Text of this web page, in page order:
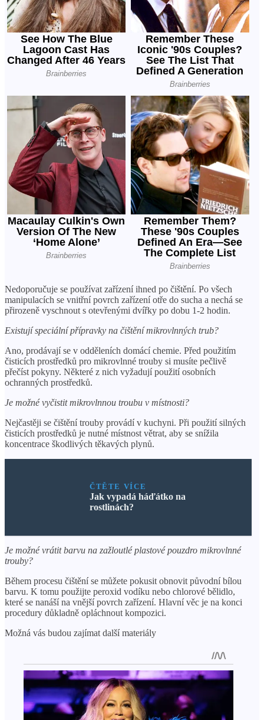
Nedoporučuje se používat zařízení ihned po čištění. Po všech
manipulacích se vnitřní povrch zařízení otře do sucha a nechá se
přirozeně vyschnout s otevřenými dvířky po dobu 1-2 hodin.
Existují speciální přípravky na čištění mikrovlnných trub?
Ano, prodávají se v odděleních domácí chemie. Před použitím
čisticích prostředků pro mikrovlnné trouby si musíte pečlivě
přečíst pokyny. Některé z nich vyžadují použití osobních
ochranných prostředků.
Je možné vyčistit mikrovlnnou troubu v místnosti?
Nejčastěji se čištění trouby provádí v kuchyni. Při použití silných
čisticích prostředků je nutné místnost větrat, aby se snížila
koncentrace škodlivých těkavých plynů.
ČTĚTE VÍCE
Jak vypadá háďátko na
rostlinách?
Je možné vrátit barvu na zažloutlé plastové pouzdro mikrovlnné
trouby?
Během procesu čištění se můžete pokusit obnovit původní bílou
barvu. K tomu použijte peroxid vodíku nebo chlorové bělidlo,
které se nanáší na vnější povrch zařízení. Hlavní věc je na konci
procedury důkladně opláchnout kompozici.
Možná vás budou zajímat další materiály